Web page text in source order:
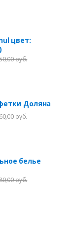
цвет:
руб.
Скатерти и салфетки Доляна
руб.
белье
руб.